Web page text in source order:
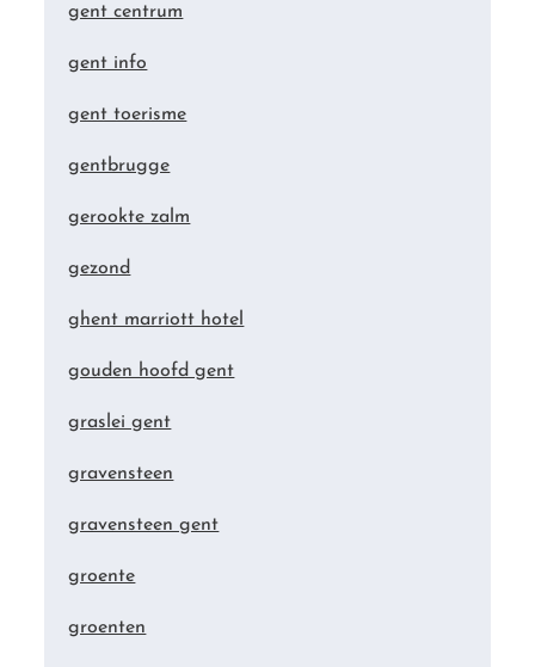
gent centrum
gent info
gent toerisme
gentbrugge
gerookte zalm
gezond
ghent marriott hotel
gouden hoofd gent
graslei gent
gravensteen
gravensteen gent
groente
groenten